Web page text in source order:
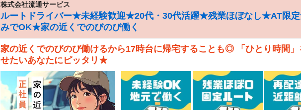
株式会社流通サービス
ルートドライバー★未経験歓迎★20代・30代活躍★残業ほぼなし★AT限定
みでOK★家の近くでのびのび働く
家の近くでのびのび働けるから17時台に帰宅することも◎ 「ひとり時間」
せたいあなたにピッタリ★